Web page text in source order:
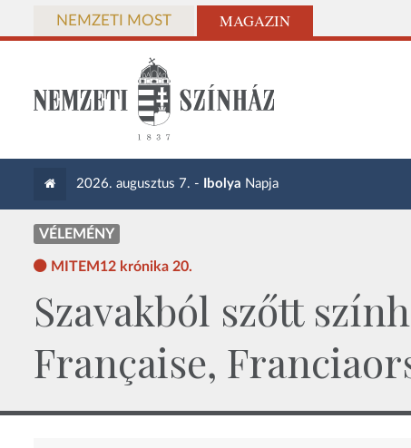
NEMZETI MOST MAGAZIN
2026. augusztus 7. - Ibolya Napja
VÉLEMÉNY
MITEM12 krónika 20.
Szavakból szőtt
Française,